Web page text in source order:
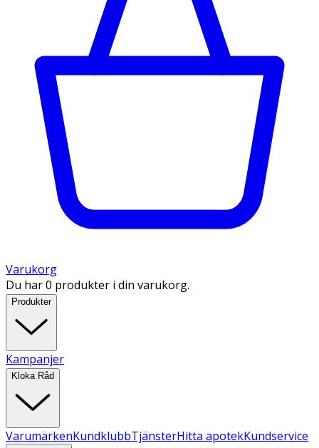
Varukorg
Du har 0 produkter i din varukorg.
Produkter
Kampanjer
Kloka Råd
VarumärkenKundklubbTjänsterHitta apotekKundservice